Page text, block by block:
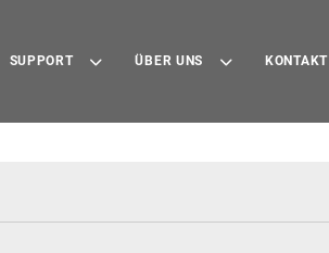
SUPPORT ÜBER UNS KONTAKT